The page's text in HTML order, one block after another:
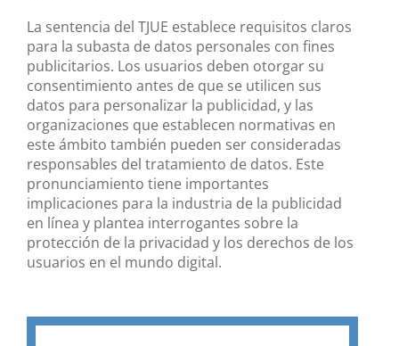
La sentencia del TJUE establece requisitos claros
para la subasta de datos personales con fines
publicitarios. Los usuarios deben otorgar su
consentimiento antes de que se utilicen sus
datos para personalizar la publicidad, y las
organizaciones que establecen normativas en
este ámbito también pueden ser consideradas
responsables del tratamiento de datos. Este
pronunciamiento tiene importantes
implicaciones para la industria de la publicidad
en línea y plantea interrogantes sobre la
protección de la privacidad y los derechos de los
usuarios en el mundo digital.